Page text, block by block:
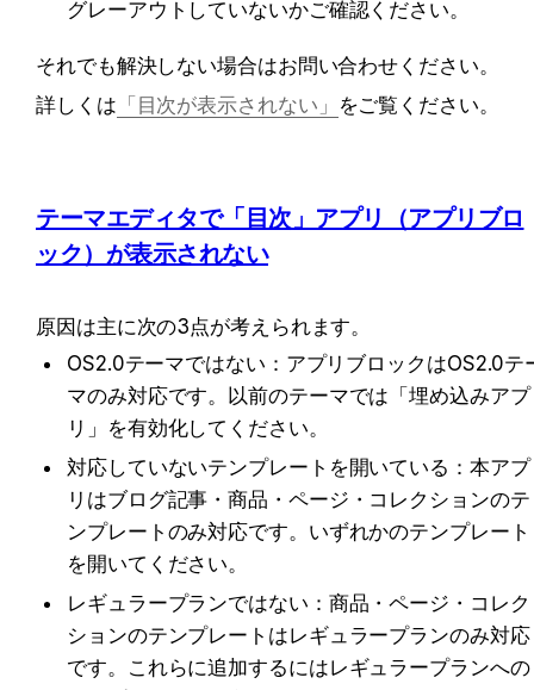
グレーアウトしていないかご確認ください。
それでも解決しない場合はお問い合わせください。
詳しくは 「目次が表示されない」 をご覧ください。
テーマエディタで「目次」アプリ（アプリブロ
ック）が表示されない
原因は主に次の3点が考えられます。
OS2.0テーマではない：アプリブロックはOS2.0テ
マのみ対応です。以前のテーマでは「埋め込みアプ
リ」を有効化してください。
対応していないテンプレートを開いている：本アプ
リはブログ記事・商品・ページ・コレクションのテ
ンプレートのみ対応です。いずれかのテンプレート
を開いてください。
レギュラープランではない：商品・ページ・コレク
ションのテンプレートはレギュラープランのみ対応
です。これらに追加するにはレギュラープランへの